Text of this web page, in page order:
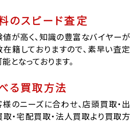
のスピード査定
が高く、知識の豊富なバイヤーが
籍しておりますので、素早い査定
となっております。
る買取方法
のニーズに合わせ、店頭買取・出
・宅配買取・法人買取より買取方